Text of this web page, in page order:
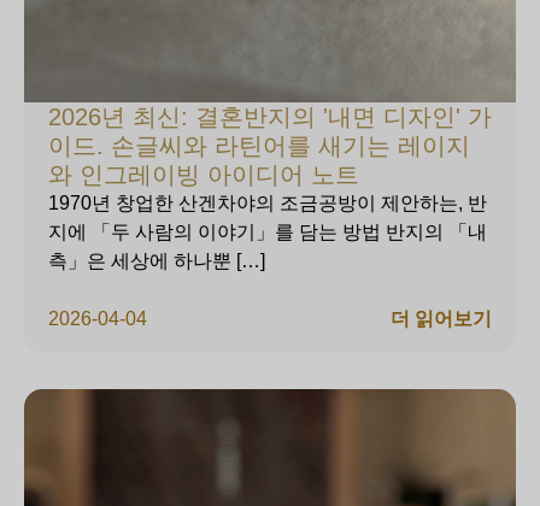
2026년 최신: 결혼반지의 '내면 디자인' 가
이드. 손글씨와 라틴어를 새기는 레이지
와 인그레이빙 아이디어 노트
2026-04-04
1970년 창업한 산겐차야의 조금공방이 제안하는, 반
지에 「두 사람의 이야기」를 담는 방법 반지의 「내
측」은 세상에 하나뿐 […]
더 읽어보기